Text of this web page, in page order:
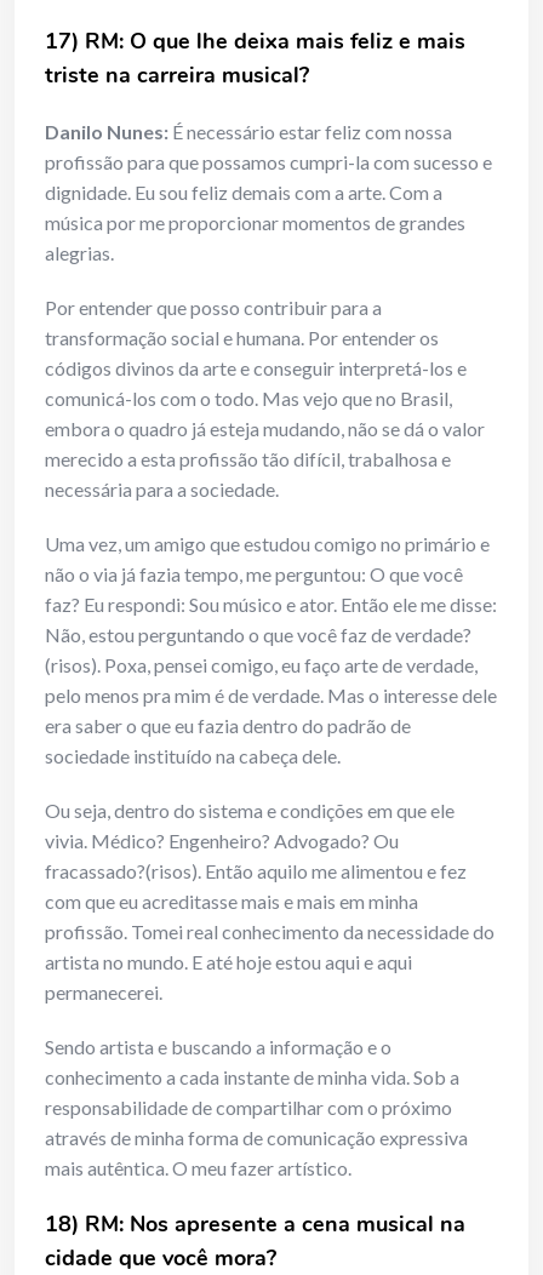
17) RM: O que lhe deixa mais feliz e mais
triste na carreira musical?
Danilo Nunes: É necessário estar feliz com nossa
profissão para que possamos cumpri-la com sucesso e
dignidade. Eu sou feliz demais com a arte. Com a
música por me proporcionar momentos de grandes
alegrias.
Por entender que posso contribuir para a
transformação social e humana. Por entender os
códigos divinos da arte e conseguir interpretá-los e
comunicá-los com o todo. Mas vejo que no Brasil,
embora o quadro já esteja mudando, não se dá o valor
merecido a esta profissão tão difícil, trabalhosa e
necessária para a sociedade.
Uma vez, um amigo que estudou comigo no primário e
não o via já fazia tempo, me perguntou: O que você
faz? Eu respondi: Sou músico e ator. Então ele me disse:
Não, estou perguntando o que você faz de verdade?
(risos). Poxa, pensei comigo, eu faço arte de verdade,
pelo menos pra mim é de verdade. Mas o interesse dele
era saber o que eu fazia dentro do padrão de
sociedade instituído na cabeça dele.
Ou seja, dentro do sistema e condições em que ele
vivia. Médico? Engenheiro? Advogado? Ou
fracassado?(risos). Então aquilo me alimentou e fez
com que eu acreditasse mais e mais em minha
profissão. Tomei real conhecimento da necessidade do
artista no mundo. E até hoje estou aqui e aqui
permanecerei.
Sendo artista e buscando a informação e o
conhecimento a cada instante de minha vida. Sob a
responsabilidade de compartilhar com o próximo
através de minha forma de comunicação expressiva
mais autêntica. O meu fazer artístico.
18) RM: Nos apresente a cena musical na
cidade que você mora?